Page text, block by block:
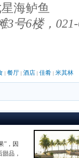
海鲈鱼
号6楼，
| 餐厅| 酒店 | 佳肴| 米其林
”，因
品，